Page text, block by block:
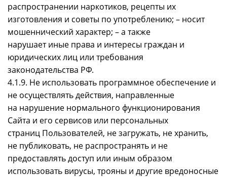
распространении наркотиков, рецепты их
изготовления и советы по употреблению; – носит
мошеннический характер; – а также
нарушает иные права и интересы граждан и
юридических лиц или требования
законодательства РФ.
4.1.9. Не использовать программное обеспечение и
не осуществлять действия, направленные
на нарушение нормального функционирования
Сайта и его сервисов или персональных
страниц Пользователей, не загружать, не хранить,
не публиковать, не распространять и не
предоставлять доступ или иным образом
использовать вирусы, трояны и другие вредоносные